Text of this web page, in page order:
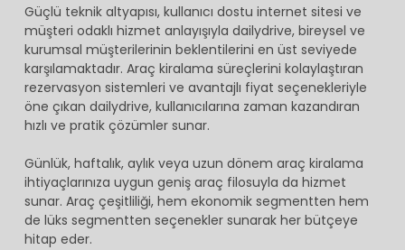
Güçlü teknik altyapısı, kullanıcı dostu internet sitesi ve
müşteri odaklı hizmet anlayışıyla dailydrive, bireysel ve
kurumsal müşterilerinin beklentilerini en üst seviyede
karşılamaktadır. Araç kiralama süreçlerini kolaylaştıran
rezervasyon sistemleri ve avantajlı fiyat seçenekleriyle
öne çıkan dailydrive, kullanıcılarına zaman kazandıran
hızlı ve pratik çözümler sunar.
Günlük, haftalık, aylık veya uzun dönem araç kiralama
ihtiyaçlarınıza uygun geniş araç filosuyla da hizmet
sunar. Araç çeşitliliği, hem ekonomik segmentten hem
de lüks segmentten seçenekler sunarak her bütçeye
hitap eder.